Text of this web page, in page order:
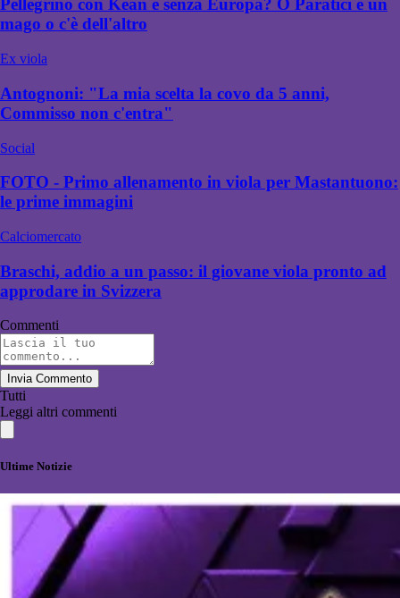
Pellegrino con Kean e senza Europa? O Paratici è un
mago o c'è dell'altro
Ex viola
Antognoni: "La mia scelta la covo da 5 anni,
Commisso non c'entra"
Social
FOTO - Primo allenamento in viola per Mastantuono:
le prime immagini
Calciomercato
Braschi, addio a un passo: il giovane viola pronto ad
approdare in Svizzera
Commenti
Invia Commento
Tutti
Leggi altri commenti
Ultime Notizie